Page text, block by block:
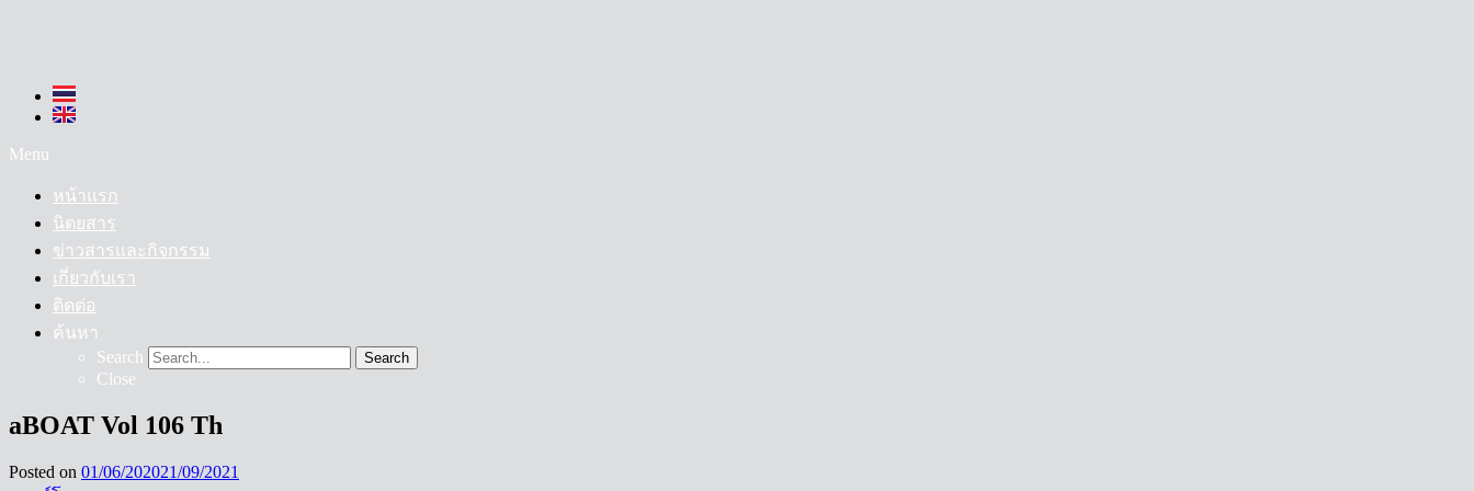
Menu
หน้าแรก
นิตยสาร
ข่าวสารและกิจกรรม
เกี่ยวกับเรา
ติดต่อ
ค้นหา
Search
Search
Close
aBOAT Vol 106 Th
Posted on 01/06/202021/09/2021